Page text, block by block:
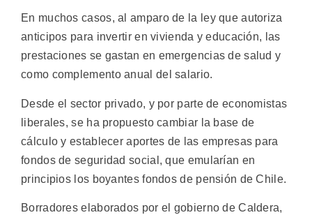
En muchos casos, al amparo de la ley que autoriza
anticipos para invertir en vivienda y educación, las
prestaciones se gastan en emergencias de salud y
como complemento anual del salario.
Desde el sector privado, y por parte de economistas
liberales, se ha propuesto cambiar la base de
cálculo y establecer aportes de las empresas para
fondos de seguridad social, que emularían en
principios los boyantes fondos de pensión de Chile.
Borradores elaborados por el gobierno de Caldera,